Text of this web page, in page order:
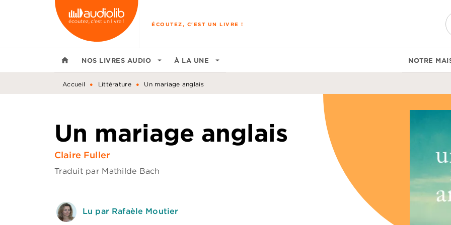
MENU RECHERCHE
ÉCOUTEZ, C'EST UN LIVRE !
home NOS LIVRES AUDIO arrow_drop_down À LA UNE arrow_drop_down NOTRE
Accueil • Littérature • Un mariage anglais
Un mariage anglais
Claire Fuller
Traduit par Mathilde Bach
Lu par Rafaèle Moutier